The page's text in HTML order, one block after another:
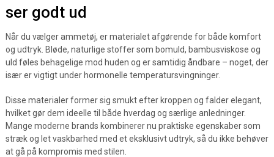
ser godt ud
Når du vælger ammetøj, er materialet afgørende for både komfort
og udtryk. Bløde, naturlige stoffer som bomuld, bambusviskose og
uld føles behagelige mod huden og er samtidig åndbare – noget, der
især er vigtigt under hormonelle temperatursvingninger.
Disse materialer former sig smukt efter kroppen og falder elegant,
hvilket gør dem ideelle til både hverdag og særlige anledninger.
Mange moderne brands kombinerer nu praktiske egenskaber som
stræk og let vaskbarhed med et eksklusivt udtryk, så du ikke behøver
at gå på kompromis med stilen.